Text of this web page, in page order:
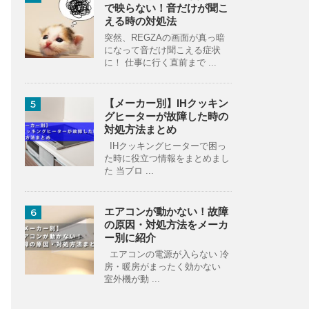
で映らない！音だけが聞こ
える時の対処法
突然、REGZAの画面が真っ暗
になって音だけ聞こえる症状
に！ 仕事に行く直前まで ...
5
【メーカー別】IHクッキン
グヒーターが故障した時の
対処方法まとめ
IHクッキングヒーターで困っ
た時に役立つ情報をまとめまし
た 当ブロ ...
6
エアコンが動かない！故障
の原因・対処方法をメーカ
ー別に紹介
エアコンの電源が入らない 冷
房・暖房がまったく効かない
室外機が動 ...